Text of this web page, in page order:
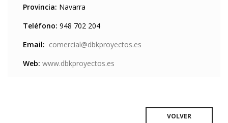
Provincia: Navarra
Teléfono: 948 702 204
Email: comercial@dbkproyectos.es
Web: www.dbkproyectos.es
VOLVER